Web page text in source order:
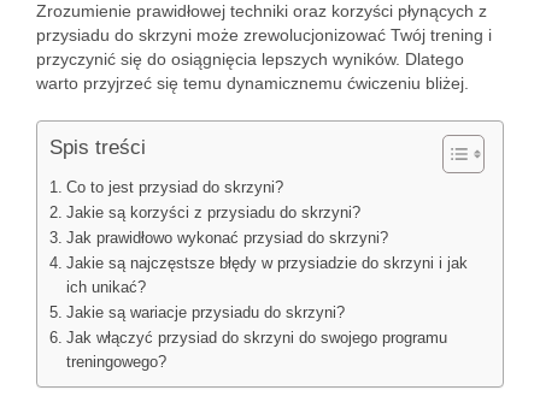
Zrozumienie prawidłowej techniki oraz korzyści płynących z
przysiadu do skrzyni może zrewolucjonizować Twój trening i
przyczynić się do osiągnięcia lepszych wyników. Dlatego
warto przyjrzeć się temu dynamicznemu ćwiczeniu bliżej.
Spis treści
Co to jest przysiad do skrzyni?
Jakie są korzyści z przysiadu do skrzyni?
Jak prawidłowo wykonać przysiad do skrzyni?
Jakie są najczęstsze błędy w przysiadzie do skrzyni i jak
ich unikać?
Jakie są wariacje przysiadu do skrzyni?
Jak włączyć przysiad do skrzyni do swojego programu
treningowego?